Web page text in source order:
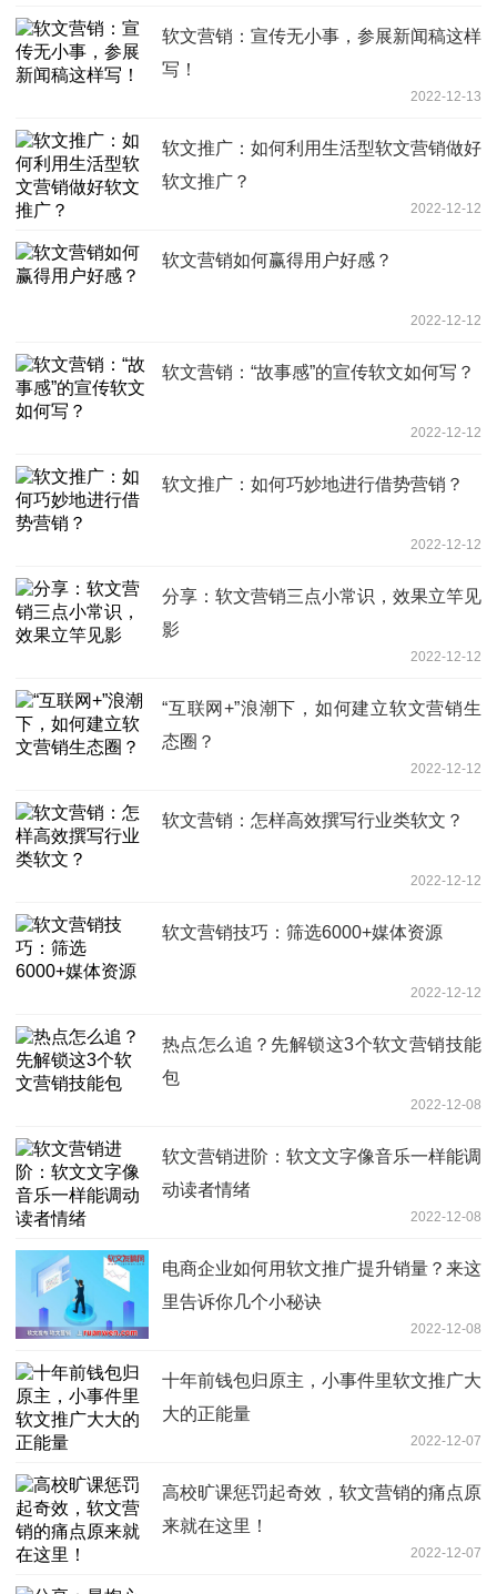
软文营销：宣传无小事，参展新闻稿这样
写！
2022-12-13
软文推广：如何利用生活型软文营销做好
软文推广？
2022-12-12
软文营销如何赢得用户好感？
2022-12-12
软文营销：“故事感”的宣传软文如何写？
2022-12-12
软文推广：如何巧妙地进行借势营销？
2022-12-12
分享：软文营销三点小常识，效果立竿见
影
2022-12-12
“互联网+”浪潮下，如何建立软文营销生
态圈？
2022-12-12
软文营销：怎样高效撰写行业类软文？
2022-12-12
软文营销技巧：筛选6000+媒体资源
2022-12-12
热点怎么追？先解锁这3个软文营销技能
包
2022-12-08
软文营销进阶：软文文字像音乐一样能调
动读者情绪
2022-12-08
电商企业如何用软文推广提升销量？来这
里告诉你几个小秘诀
2022-12-08
十年前钱包归原主，小事件里软文推广大
大的正能量
2022-12-07
高校旷课惩罚起奇效，软文营销的痛点原
来就在这里！
2022-12-07